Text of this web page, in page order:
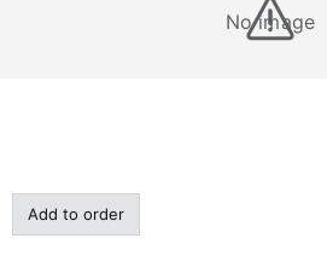
No image
Add to order